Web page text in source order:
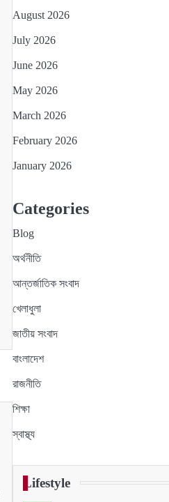
August 2026
July 2026
June 2026
May 2026
March 2026
February 2026
January 2026
Categories
Blog
অর্থনীতি
আন্তর্জাতিক সংবাদ
খেলাধুলা
জাতীয় সংবাদ
বাংলাদেশ
রাজনীতি
শিক্ষা
স্বাস্থ্য
Lifestyle